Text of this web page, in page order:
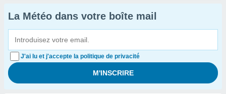
La Météo dans votre boîte mail
J'ai lu et j'accepte la politique de privacité